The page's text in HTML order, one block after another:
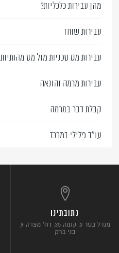
מהן עבירות כלכליות?
עבירות שוחד
עבירות מס טכניות מול מס מהותיות
עבירות מרמה והונאה
קבלת דבר במרמה
עו”ד פלילי במרכז
כתובתינו
מגדל בסר 3, קומה 35, רח’ מצדה 9,
בני ברק